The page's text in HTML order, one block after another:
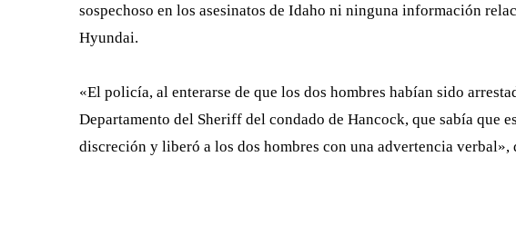
sospechoso en los asesinatos de Idaho ni ninguna información
Hyundai.
«El policía, al enterarse de que los dos hombres habían sido
Departamento del Sheriff del condado de Hancock, que sabía que
discreción y liberó a los dos hombres con una advertencia